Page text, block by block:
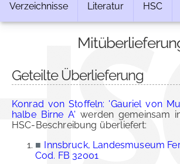
Verzeichnisse Literatur HSC
Geteilte Überlieferung
Konrad von Stoffeln: 'Gauriel von
halbe Birne A' werden gemeinsam
HSC-Beschreibung überliefert:
■ Innsbruck, Landesmuseum
Cod. FB 32001